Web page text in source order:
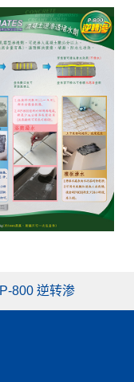
P-800 逆转渗